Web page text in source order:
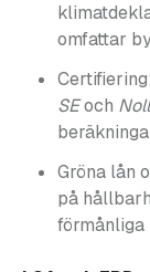
omfattar
SEoch
Gröna lån
på
förmånliga